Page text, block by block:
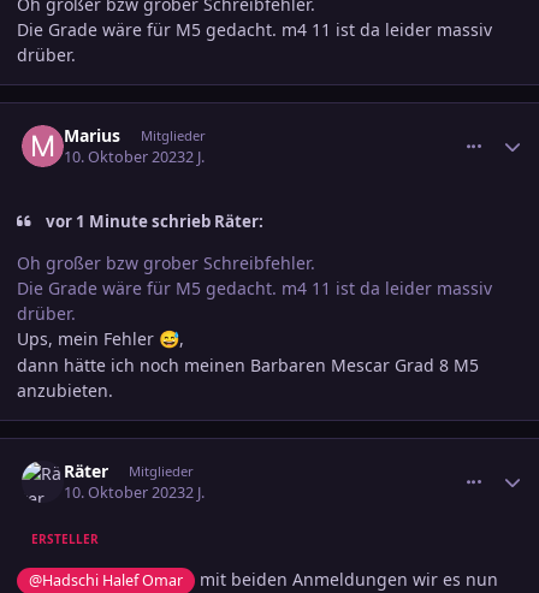
Die Grade wäre für M5 gedacht. m4 11 ist da leider massiv
drüber.
Marius Mitglieder
10. Oktober 20232 J.
vor 1 Minute schrieb Räter:
Oh großer bzw grober Schreibfehler.
Die Grade wäre für M5 gedacht. m4 11 ist da leider massiv
drüber.
Ups, mein Fehler 😅,
dann hätte ich noch meinen Barbaren Mescar Grad 8 M5
anzubieten.
Räter Mitglieder
10. Oktober 20232 J.
ERSTELLER
@Hadschi Halef Omar
mit beiden Anmeldungen wir es nun